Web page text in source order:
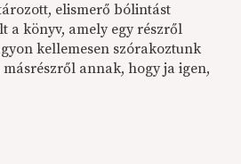
elismerő bólintást
a könyv, amely egy részről
kellemesen szórakoztunk
annak, hogy ja igen,